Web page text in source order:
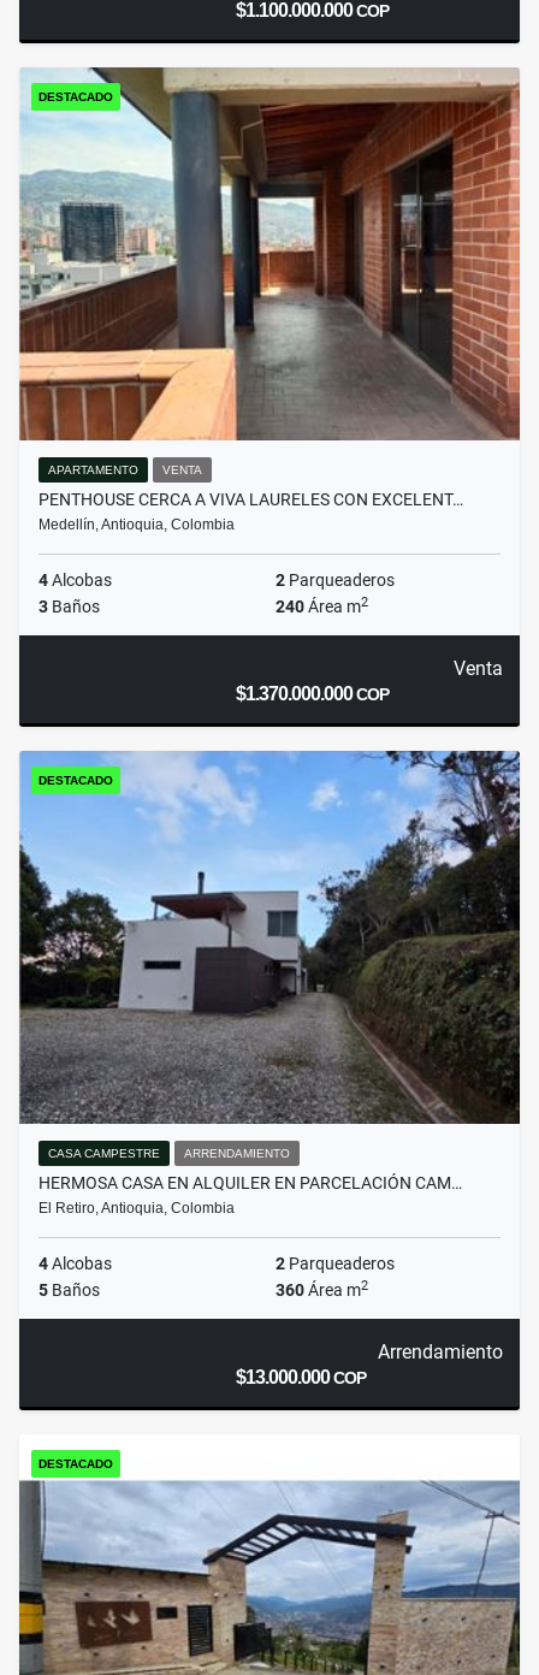
$1.100.000.000COP
DESTACADO
APARTAMENTO VENTA
PENTHOUSE CERCA A VIVA LAURELES CON EXCELENT…
Medellín, Antioquia, Colombia
4Alcobas 2 Parqueaderos
3 Baños 240Área m2
Venta
$1.370.000.000COP
DESTACADO
CASA CAMPESTRE ARRENDAMIENTO
HERMOSA CASA EN ALQUILER EN PARCELACIÓN CAM…
El Retiro, Antioquia, Colombia
4Alcobas 2 Parqueaderos
5 Baños 360Área m2
Arrendamiento
$13.000.000COP
DESTACADO